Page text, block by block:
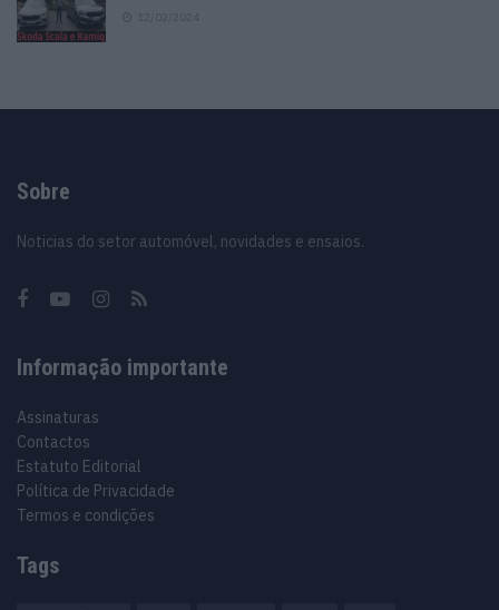
Sobre
Noticias do setor automóvel, novidades e ensaios.
Informação importante
Assinaturas
Contactos
Estatuto Editorial
Política de Privacidade
Termos e condições
Tags